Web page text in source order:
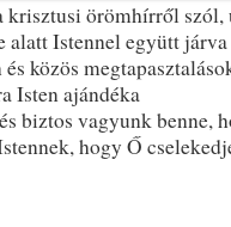
örömhírről szól,
alatt Istennel együtt
közös
Isten ajándéka
biztos vagyunk benne,
hogy Ő